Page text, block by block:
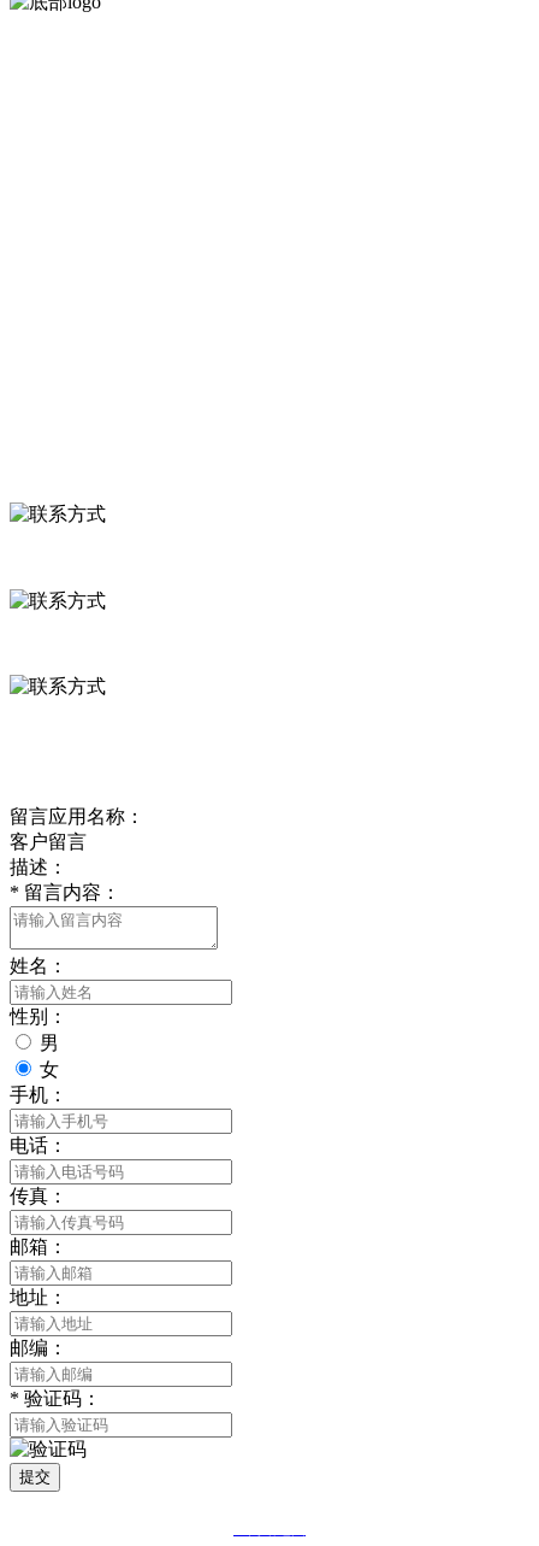
留言应用名称：
客户留言
描述：
* 留言内容：
姓名：
性别：
男
女
手机：
电话：
传真：
邮箱：
地址：
邮编：
* 验证码：
提交